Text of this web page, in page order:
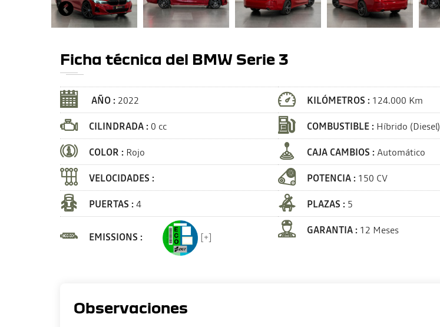
Ficha técnica del BMW Serie 3
AÑO : 2022 KILÓMETROS : 124.000 Km
CILINDRADA : 0 cc COMBUSTIBLE : Híbrido (Diesel)
COLOR : Rojo CAJA CAMBIOS : Automático
VELOCIDADES :
POTENCIA : 150 CV
PUERTAS :4 PLAZAS : 5
EMISSIONS : [+]
GARANTIA : 12 Meses
Observaciones